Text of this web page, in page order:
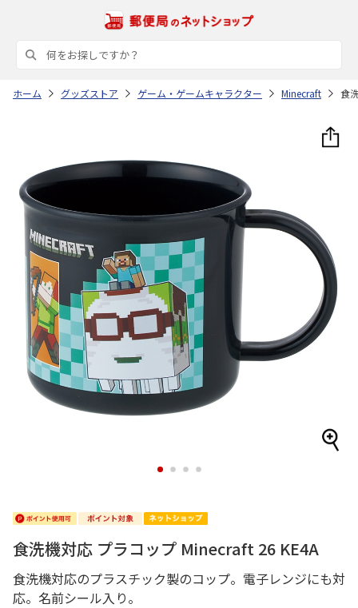
ホーム グッズストア ゲーム・ゲームキャラクター Minecraft 食
1 2 3 4
食洗機対応 プラコップ Minecraft 26 KE4A
食洗機対応のプラスチック製のコップ。電子レンジにも対
応。名前シール入り。